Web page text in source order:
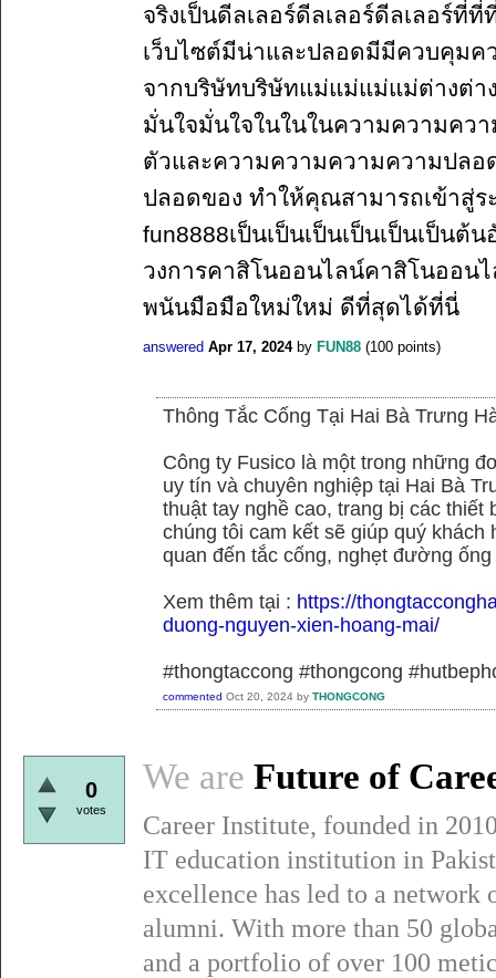
จริงเป็นดีลเลอร์ดีลเลอร์ดีลเลอร์ที่
เว็บไซต์มีน่าและปลอดมีมีควบคุมค
จากบริษัทบริษัทแม่แม่แม่แม่ต่างต่า
มั่นใจมั่นใจในในในความความคว
ตัวและความความความความปล
ปลอดของ ทำให้คุณสามารถเข้าสู่ร
fun8888เป็นเป็นเป็นเป็นเป็นเป็น
วงการคาสิโนออนไลน์คาสิโนออน
พนันมือมือใหม่ใหม่ ดีที่สุดได้ที่นี่
answered Apr 17, 2024 by FUN88 (100 points)
Thông Tắc Cống Tại Hai Bà Trưng
Công ty Fusico là một trong những
uy tín và chuyên nghiệp tại Hai Bà
thuật tay nghề cao, trang bị các thiết
chúng tôi cam kết sẽ giúp quý
quan đến tắc cống, nghẹt đường
Xem thêm tại : https://
duong-nguyen-xien-hoang-mai/
#thongtaccong #thongcong
commented Oct 20, 2024 by THONGCONG
0
votes
We are Future of
Career Institute, founded in
IT education institution in
excellence has led to a network
alumni. With more than 50
and a portfolio of over 100